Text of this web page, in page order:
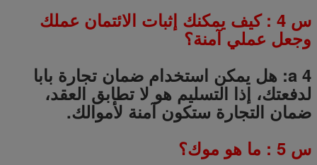
س 4 : كيف يمكنك إثبات الائتمان عملك
وجعل عملي آمنة؟
a 4: هل يمكن استخدام ضمان تجارة بابا
لدفعتك، إذا التسليم هو لا تطابق العقد،
ضمان التجارة ستكون آمنة لأموالك.
س 5 : ما هو موك؟